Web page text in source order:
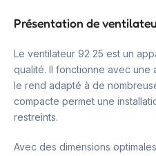
Présentation de
Le ventilateur 92 25 est un
qualité. Il fonctionne avec une
le rend adapté à de
compacte permet une
restreints.
Avec des dimensions